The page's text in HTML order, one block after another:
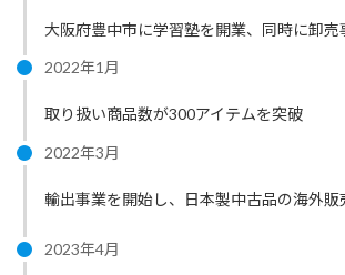
大阪府豊中市に学習塾を開業、同時に卸売
2022年1月
取り扱い商品数が300アイテムを突破
2022年3月
輸出事業を開始し、日本製中古品の海外販
2023年4月